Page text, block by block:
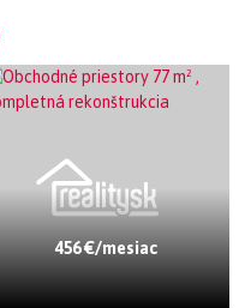
456 €/mesiac